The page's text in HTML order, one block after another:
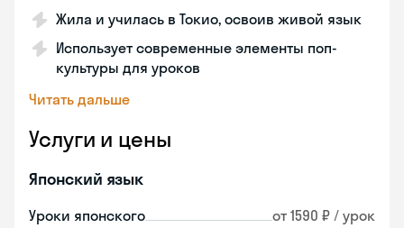
Жила и училась в Токио, освоив живой язык
Использует современные элементы поп-
культуры для уроков
Читать дальше
Услуги и цены
Японский язык
Уроки японского от 1590 ₽ / урок